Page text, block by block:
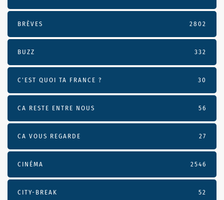
BRÈVES 2802
BUZZ 332
C'EST QUOI TA FRANCE ? 30
CA RESTE ENTRE NOUS 56
CA VOUS REGARDE 27
CINÉMA 2546
CITY-BREAK 52